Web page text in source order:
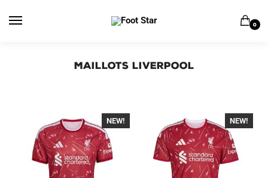
0
Maillots Liverpool
-40%
NEW! -40%
NEW!